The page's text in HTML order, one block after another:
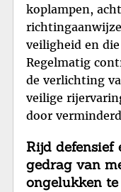
koplampen,
veiligheid en
Regelmatig
de verlichting
veilige
door
Rijd defensief
gedrag van
ongelukken